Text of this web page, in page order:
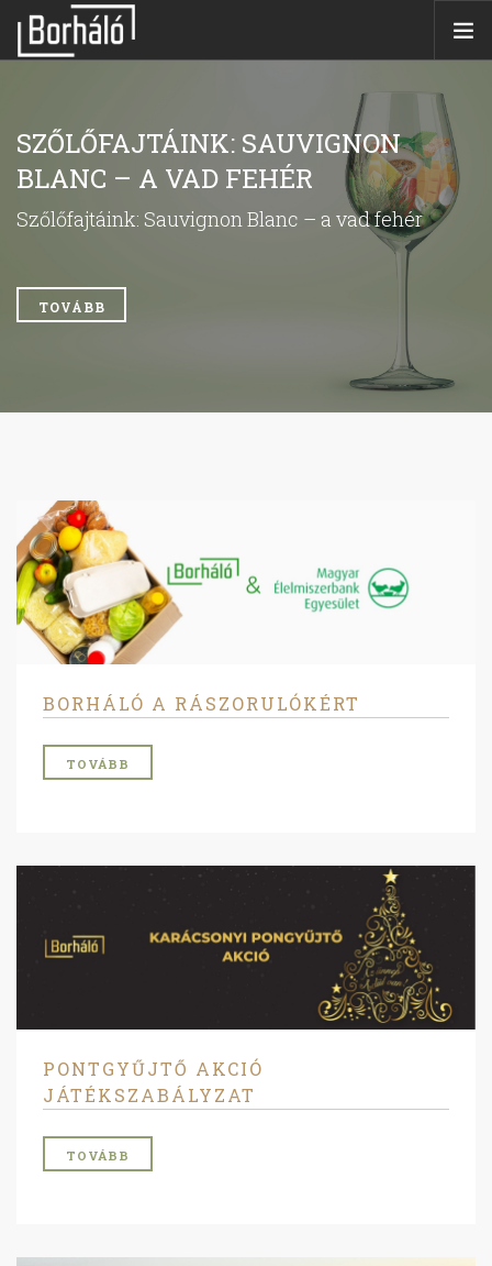
BORKÓSTOLÓK
BORÁSZATOK
AJÁNLATAINK
BLOG
KERESÉS
SZŐLŐFAJTÁINK: SAUVIGNON
BLANC – A VAD FEHÉR
Szőlőfajtáink: Sauvignon Blanc – a vad fehér
TOVÁBB
BORHÁLÓ A RÁSZORULÓKÉRT
TOVÁBB
PONTGYŰJTŐ AKCIÓ
JÁTÉKSZABÁLYZAT
TOVÁBB